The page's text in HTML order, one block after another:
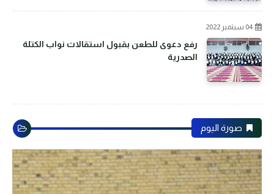
04 سبتمبر 2022
رفع دعوى للطعن بقبول استقالات نواب الكتلة
الصدرية
صورة اليوم